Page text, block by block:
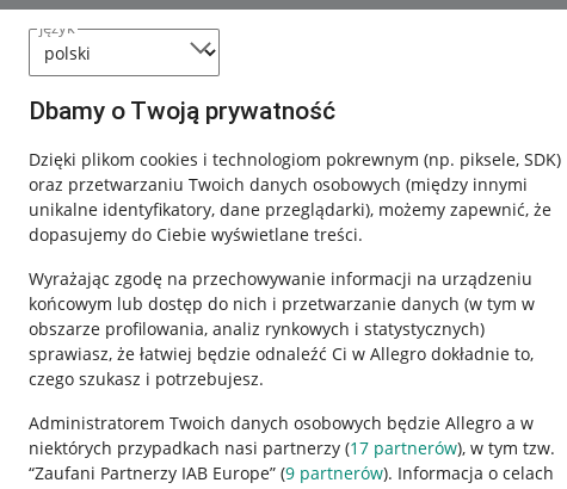
język
Dbamy o Twoją prywatność
Dzięki plikom cookies i technologiom pokrewnym (np. piksele, SDK)
oraz przetwarzaniu Twoich danych osobowych (między innymi
unikalne identyfikatory, dane przeglądarki), możemy zapewnić, że
dopasujemy do Ciebie wyświetlane treści.
Wyrażając zgodę na przechowywanie informacji na urządzeniu
końcowym lub dostęp do nich i przetwarzanie danych (w tym w
obszarze profilowania, analiz rynkowych i statystycznych)
sprawiasz, że łatwiej będzie odnaleźć Ci w Allegro dokładnie to,
czego szukasz i potrzebujesz.
Administratorem Twoich danych osobowych będzie Allegro a w
niektórych przypadkach nasi partnerzy (17 partnerów), w tym tzw.
“Zaufani Partnerzy IAB Europe” (9 partnerów). Informacja o celach
Przydatne informacje Informacje prawne